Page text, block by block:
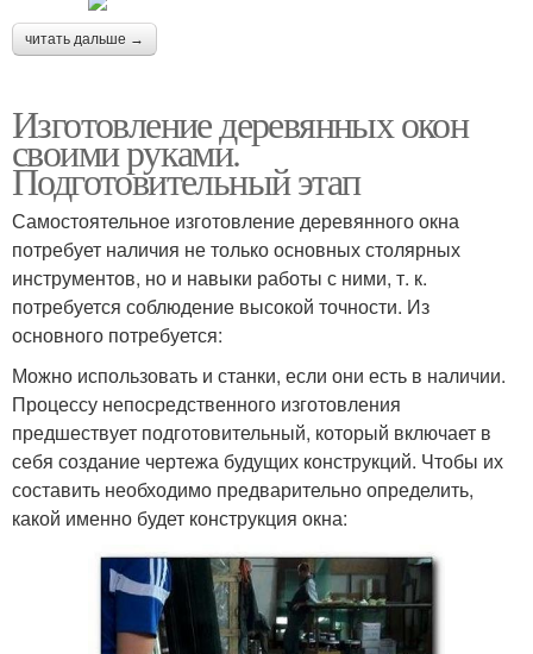
читать дальше →
Изготовление деревянных окон
своими руками.
Подготовительный этап
Самостоятельное изготовление деревянного окна
потребует наличия не только основных столярных
инструментов, но и навыки работы с ними, т. к.
потребуется соблюдение высокой точности. Из
основного потребуется:
Можно использовать и станки, если они есть в наличии.
Процессу непосредственного изготовления
предшествует подготовительный, который включает в
себя создание чертежа будущих конструкций. Чтобы их
составить необходимо предварительно определить,
какой именно будет конструкция окна: